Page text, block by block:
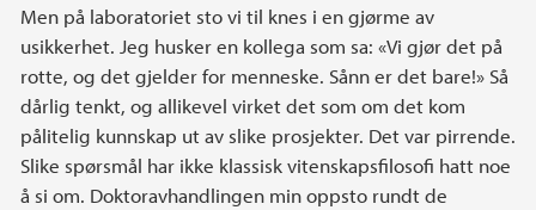
Men på laboratoriet sto vi til knes i en gjørme av
usikkerhet. Jeg husker en kollega som sa: «Vi gjør det på
rotte, og det gjelder for menneske. Sånn er det bare!» Så
dårlig tenkt, og allikevel virket det som om det kom
pålitelig kunnskap ut av slike prosjekter. Det var pirrende.
Slike spørsmål har ikke klassisk vitenskapsfilosofi hatt noe
å si om. Doktoravhandlingen min oppsto rundt de